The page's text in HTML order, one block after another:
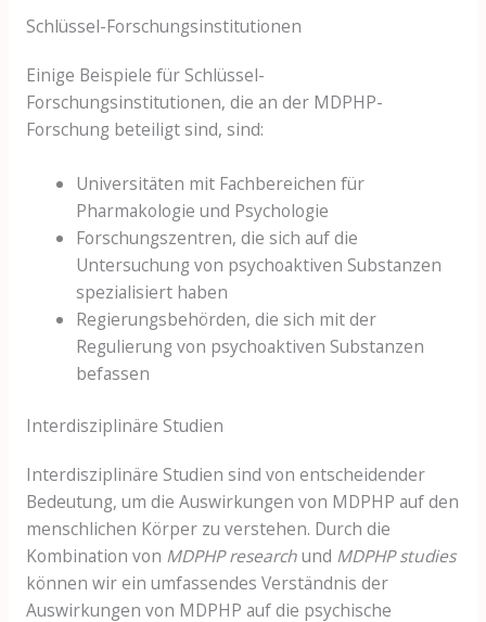
Schlüssel-Forschungsinstitutionen
Einige Beispiele für Schlüssel-
Forschungsinstitutionen, die an der MDPHP-
Forschung beteiligt sind, sind:
Universitäten mit Fachbereichen für
Pharmakologie und Psychologie
Forschungszentren, die sich auf die
Untersuchung von psychoaktiven Substanzen
spezialisiert haben
Regierungsbehörden, die sich mit der
Regulierung von psychoaktiven Substanzen
befassen
Interdisziplinäre Studien
Interdisziplinäre Studien sind von entscheidender
Bedeutung, um die Auswirkungen von MDPHP auf den
menschlichen Körper zu verstehen. Durch die
Kombination von MDPHP researchund MDPHP studies
können wir ein umfassendes Verständnis der
Auswirkungen von MDPHP auf die psychische